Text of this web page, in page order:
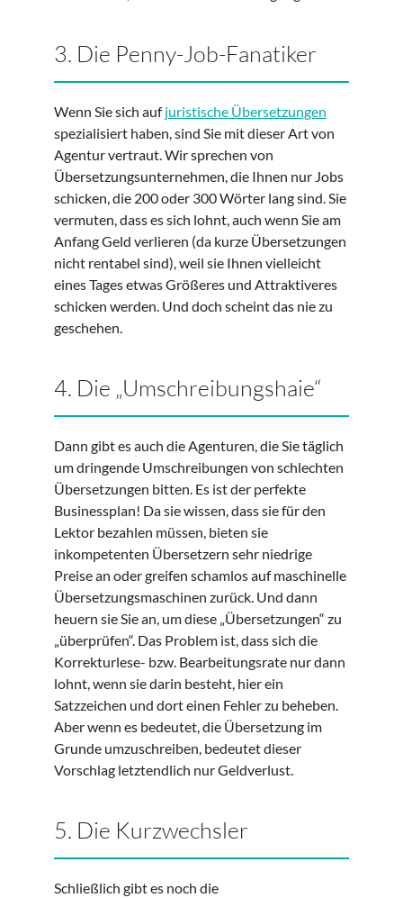
3. Die Penny-Job-Fanatiker
Wenn Sie sich aufjuristische Übersetzungen
spezialisiert haben, sind Sie mit dieser Art von
Agentur vertraut. Wir sprechen von
Übersetzungsunternehmen, die Ihnen nur Jobs
schicken, die 200 oder 300 Wörter lang sind. Sie
vermuten, dass es sich lohnt, auch wenn Sie am
Anfang Geld verlieren (da kurze Übersetzungen
nicht rentabel sind), weil sie Ihnen vielleicht
eines Tages etwas Größeres und Attraktiveres
schicken werden. Und doch scheint das nie zu
geschehen.
4. Die „Umschreibungshaie“
Dann gibt es auch die Agenturen, die Sie täglich
um dringende Umschreibungen von schlechten
Übersetzungen bitten. Es ist der perfekte
Businessplan! Da sie wissen, dass sie für den
Lektor bezahlen müssen, bieten sie
inkompetenten Übersetzern sehr niedrige
Preise an oder greifen schamlos auf maschinelle
Übersetzungsmaschinen zurück. Und dann
heuern sie Sie an, um diese „Übersetzungen“ zu
„überprüfen“. Das Problem ist, dass sich die
Korrekturlese- bzw. Bearbeitungsrate nur dann
lohnt, wenn sie darin besteht, hier ein
Satzzeichen und dort einen Fehler zu beheben.
Aber wenn es bedeutet, die Übersetzung im
Grunde umzuschreiben, bedeutet dieser
Vorschlag letztendlich nur Geldverlust.
5. Die Kurzwechsler
Schließlich gibt es noch die